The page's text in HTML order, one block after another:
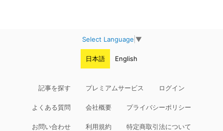
Select Language ▼
日本語 English
記事を探す プレミアムサービス ログイン
よくある質問 会社概要 プライバシーポリシー
お問い合わせ 利用規約 特定商取引法について